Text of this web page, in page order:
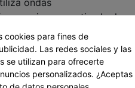
para estimular la
la apariencia de la
se aplica una corriente
la piel, lo que produce
en los tejidos.
cookies para fines de
Las redes sociales y las
se utilizan para ofrecerte
personalizados. ¿Aceptas